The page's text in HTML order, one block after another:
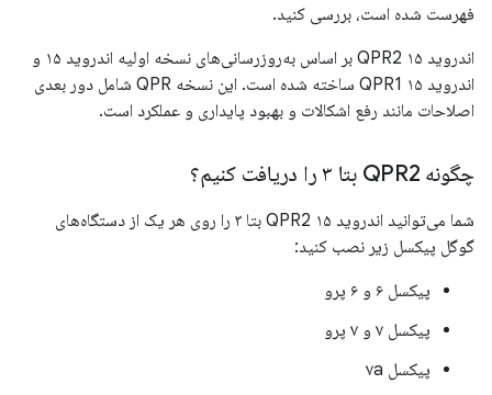
فهرست شده است، بررسی کنید.
اندروید ۱۵ QPR2 بر اساس به‌روزرسانی‌های نسخه اولیه اندروید ۱۵ و
اندروید ۱۵ QPR1 ساخته شده است. این نسخه QPR شامل دور بعدی
اصلاحات مانند رفع اشکالات و بهبود پایداری و عملکرد است.
چگونه QPR2 بتا ۳ را دریافت کنیم؟
شما می‌توانید اندروید ۱۵ QPR2 بتا ۳ را روی هر یک از دستگاه‌های
گوگل پیکسل زیر نصب کنید:
پیکسل ۶ و ۶ پرو
پیکسل ۷ و ۷ پرو
پیکسل ۷a